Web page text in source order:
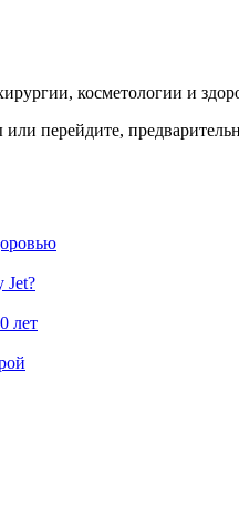
косметологии и
или перейдите,
Jet?
лет